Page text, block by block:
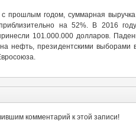
прошлым годом, суммарная
на 52%. В 2016
101.000.000 долларов.
нефть, президентскими
комментарий к этой записи!